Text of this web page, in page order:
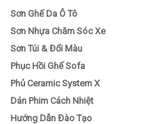
Sơn Ghế Da Ô Tô
Sơn Nhựa Chăm Sóc Xe
Sơn Túi & Đổi Màu
Phục Hồi Ghế Sofa
Phủ Ceramic System X
Dán Phim Cách Nhiệt
Hướng Dẫn Đào Tạo